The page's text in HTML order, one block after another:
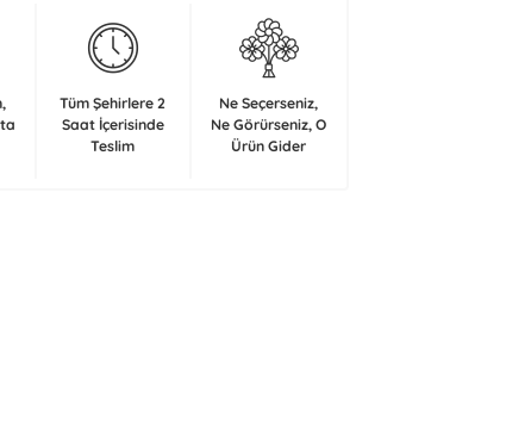
Tüm Şehirlere 2
Saat İçerisinde
Teslim
Ne Seçerseniz,
Ne Görürseniz, O
Ürün Gider